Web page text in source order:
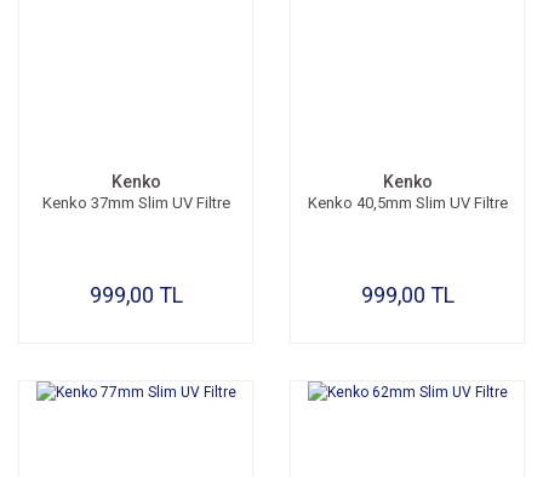
Kenko
Kenko 37mm Slim UV Filtre
999,00 TL
Kenko
Kenko 40,5mm Slim UV Filtre
999,00 TL